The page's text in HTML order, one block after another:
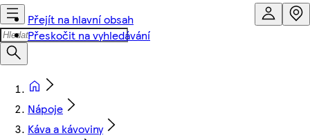
Přejít na hlavní obsah
Přeskočit na vyhledávání
Nápoje
Káva a kávoviny